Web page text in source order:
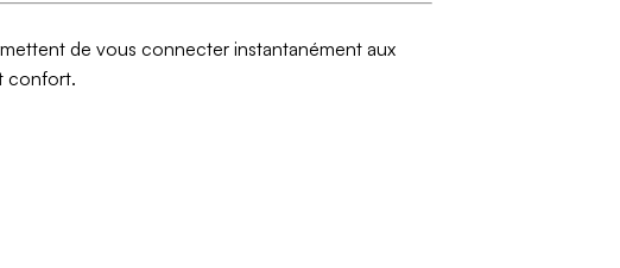
de vous connecter instantanément aux
confort.